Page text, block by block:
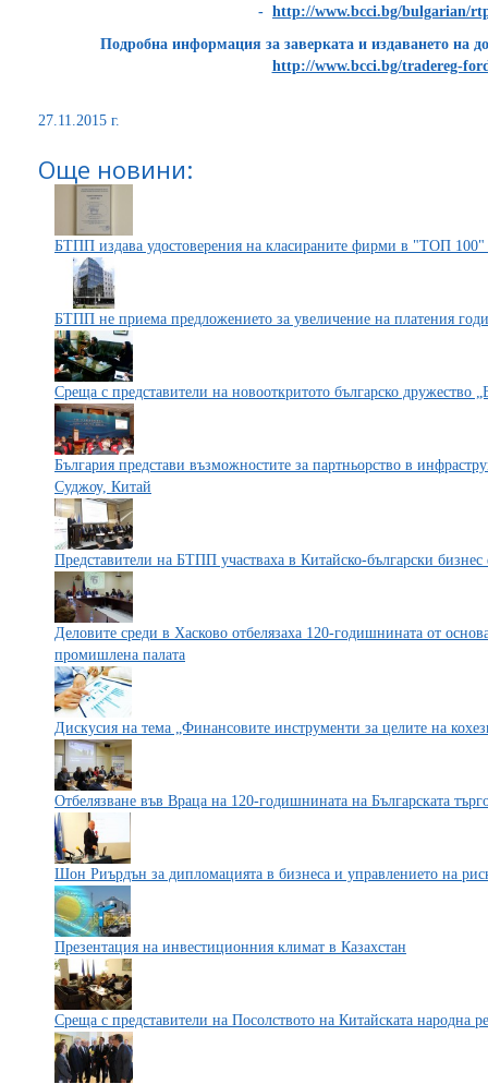
- http://www.bcci.bg/bulgarian/
Подробна информация за заверката и издаването
http://www.bcci.bg/tradereg-
27.11.2015 г.
Още новини:
БТПП издава удостоверения на класираните фирми в "ТОП
БТПП не приема предложението за увеличение на платения
Среща с представители на новооткритото българско дружество
България представи възможностите за партньорство в
Суджоу, Китай
Представители на БТПП участваха в Китайско-български
Деловите среди в Хасково отбелязаха 120-годишнината от
промишлена палата
Дискусия на тема „Финансовите инструменти за целите на
Отбелязване във Враца на 120-годишнината на Българската
Шон Риърдън за дипломацията в бизнеса и управлението на
Презентация на инвестиционния климат в Казахстан
Среща с представители на Посолството на Китайската народна